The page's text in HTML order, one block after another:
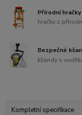
Přírodní
hračky s
Bezpečné
kšandy s
Kompletní specifikace